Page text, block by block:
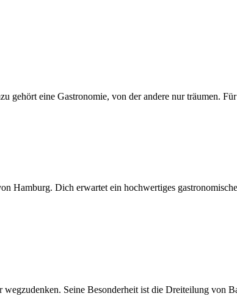
gehört eine Gastronomie, von der andere nur träumen.
Hamburg. Dich erwartet ein hochwertiges
Seine Besonderheit ist die Dreiteilung von